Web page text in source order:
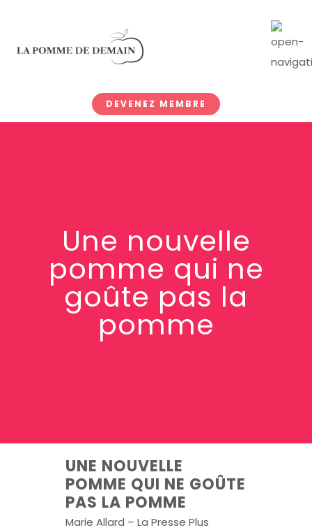
DEVENEZ MEMBRE
Une nouvelle
pomme qui ne
goûte pas la
pomme
UNE NOUVELLE
POMME QUI NE GOÛTE
PAS LA POMME
Marie Allard – La Presse Plus